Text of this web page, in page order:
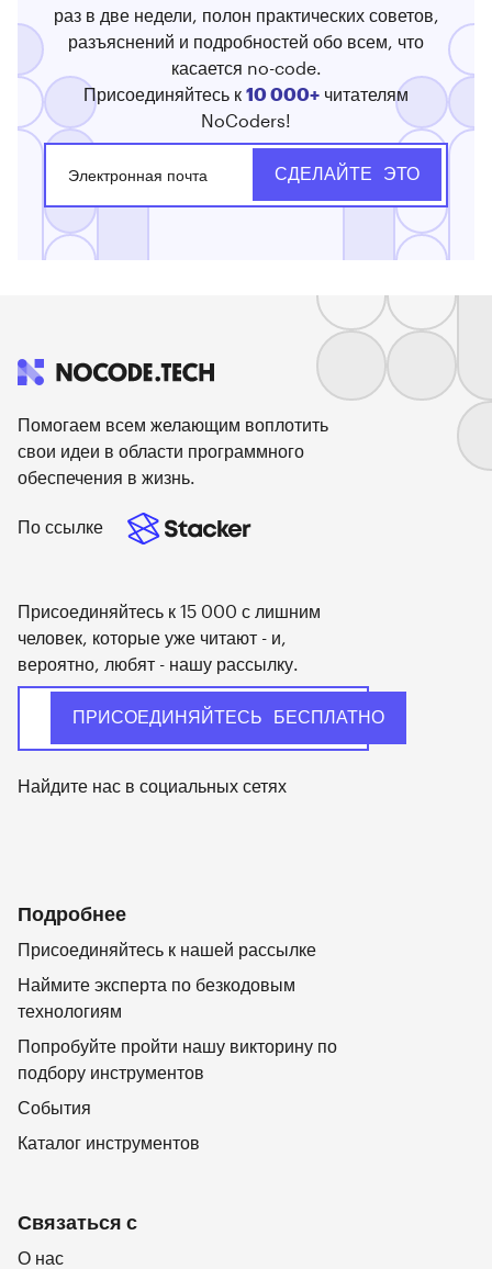
раз в две недели, полон практических советов,
разъяснений и подробностей обо всем, что
касается no-code.
Присоединяйтесь к 10 000+ читателям
NoCoders!
Помогаем всем желающим воплотить
свои идеи в области программного
обеспечения в жизнь.
По ссылке
Присоединяйтесь к 15 000 с лишним
человек, которые уже читают - и,
вероятно, любят - нашу рассылку.
Найдите нас в социальных сетях
Подробнее
Присоединяйтесь к нашей рассылке
Наймите эксперта по безкодовым
технологиям
Попробуйте пройти нашу викторину по
подбору инструментов
События
Каталог инструментов
Связаться с
О нас